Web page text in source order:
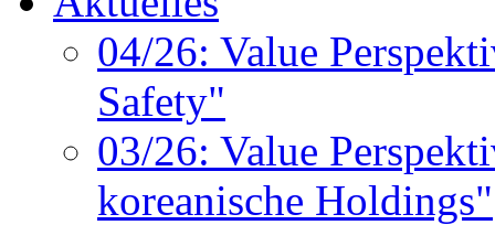
04/26: Value
Safety"
03/26: Value
koreanische Holdings"